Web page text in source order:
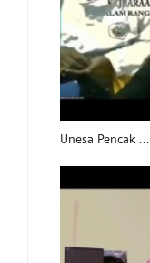
Unesa Pencak ...